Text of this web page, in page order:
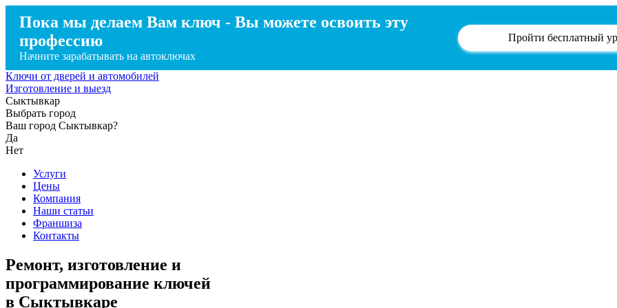
Пока мы делаем Вам ключ - Вы можете освоить эту
профессию
Начните зарабатывать на автоключах
Пройти бесплатный
Ключи от дверей и автомобилей
Изготовление и выезд
Сыктывкар
Выбрать город
Ваш город Сыктывкар?
Да
Нет
Услуги
Цены
Компания
Наши статьи
Франшиза
Контакты
Ремонт, изготовление и
программирование ключей
в Сыктывкаре